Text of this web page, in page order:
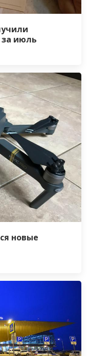
за июль
новые